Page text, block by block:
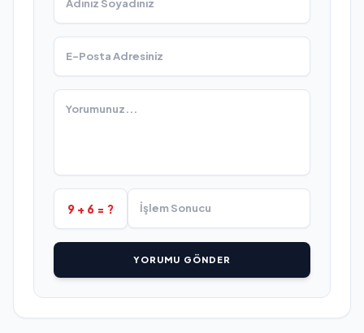
9 + 6 = ?
YORUMU GÖNDER